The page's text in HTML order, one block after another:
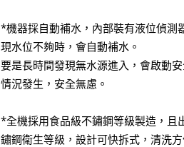
*機器採自動補水，內部裝有液位偵測
現水位不夠時，會自動補水。
要是長時間發現無水源進入，會啟動
情況發生，安全無慮。
*全機採用食品級不鏽鋼等級製造，且
鏽鋼衛生等級，設計可快拆式，清洗